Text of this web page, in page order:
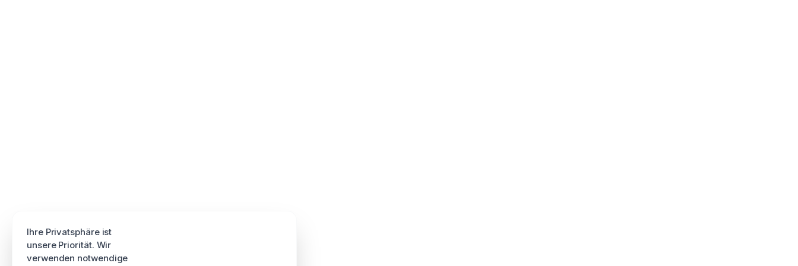
Ihre Privatsphäre ist
unsere Priorität. Wir
verwenden notwendige